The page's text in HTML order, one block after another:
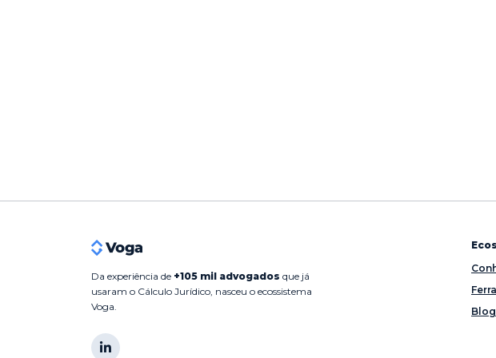
Da experiência de +105 mil advogados que já
usaram o Cálculo Jurídico, nasceu o ecossistema
Voga.
Blog